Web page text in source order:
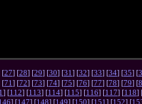
[27] [28] [29] [30] [31] [32] [33] [34] [35] [
[71] [72] [73] [74] [75] [76] [77] [78] [79] [
] [112] [113] [114] [115] [116] [117] [118]
] [147] [148] [149] [150] [151 ] [152] [